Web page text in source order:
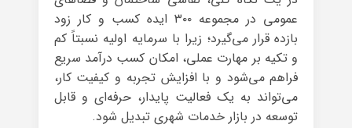
عمومی در مجموعه ۳۰۰ ایده کسب و کار زود
بازده قرار می‌گیرد؛ زیرا با سرمایه اولیه نسبتاً کم
و تکیه بر مهارت عملی، امکان کسب درآمد سریع
فراهم می‌شود و با افزایش تجربه و کیفیت کار،
می‌تواند به یک فعالیت پایدار، حرفه‌ای و قابل
توسعه در بازار خدمات شهری تبدیل شود.